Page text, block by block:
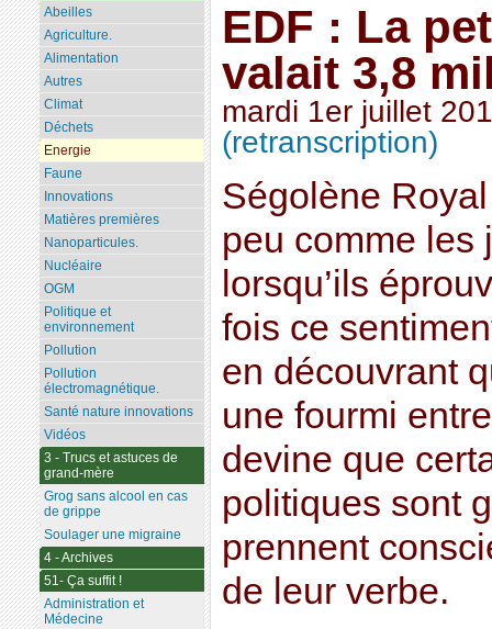
EDF : La
valait 3,8
mardi 1er juillet
(retranscription)
Ségolène
peu comme les
lorsqu’ils
fois ce
en découvrant
une fourmi
devine que
politiques sont
prennent
de leur verbe.
Abeilles
Agriculture.
Alimentation
Autres
Climat
Déchets
Energie
Faune
Innovations
Matières premières
Nanoparticules.
Nucléaire
OGM
Politique et
environnement
Pollution
Pollution
électromagnétique.
Santé nature innovations
Vidéos
3 - Trucs et astuces de
grand-mère
Grog sans alcool en cas
de grippe
Soulager une migraine
4 - Archives
51- Ça suffit !
Administration et
Médecine